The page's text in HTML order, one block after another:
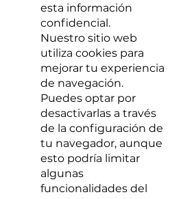
esta información
confidencial.
Nuestro sitio web
utiliza cookies para
mejorar tu experiencia
de navegación.
Puedes optar por
desactivarlas a través
de la configuración de
tu navegador, aunque
esto podría limitar
algunas
funcionalidades del